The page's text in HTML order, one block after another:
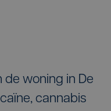
de woning in De
cannabis